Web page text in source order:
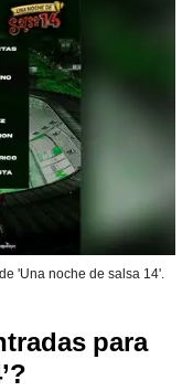
'Una noche de salsa 14'.
para